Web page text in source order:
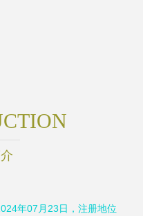
年07月23日，注册地位